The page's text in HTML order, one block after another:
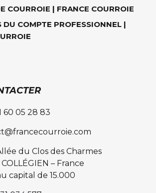
COURROIE | FRANCE COURROIE
DU COMPTE PROFESSIONNEL |
60 05 28 83
du Clos des Charmes
– France
capital de 15.000